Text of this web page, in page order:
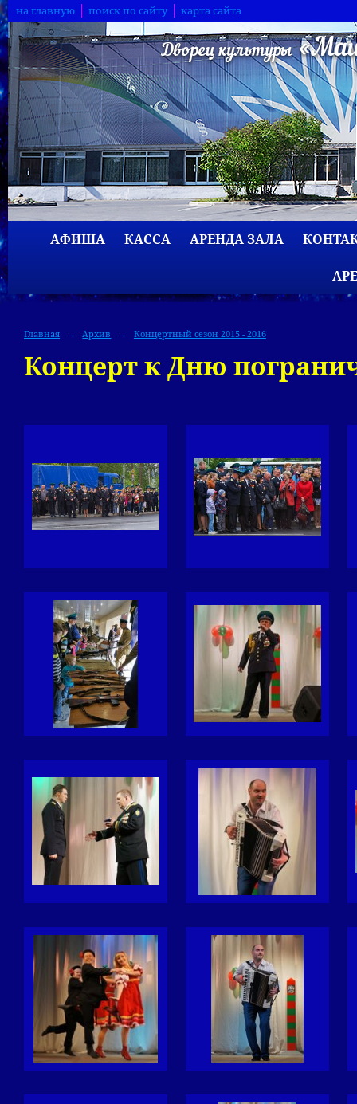
на главную поиск по сайту карта сайта
АФИША КАССА АРЕНДА ЗАЛА
Главная → Архив → Концертный сезон 2015 - 2016
Концерт к Дню